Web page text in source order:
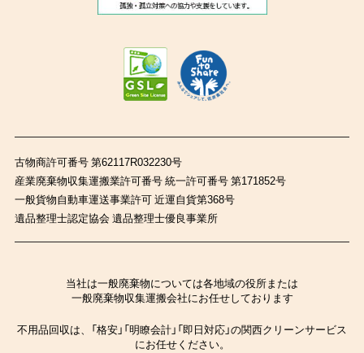
古物商許可番号 第62117R032230号
産業廃棄物収集運搬業許可番号 統一許可番号 第171852号
一般貨物自動車運送事業許可 近運自貨第368号
遺品整理士認定協会 遺品整理士優良事業所
当社は一般廃棄物については各地域の役所または
一般廃棄物収集運搬会社にお任せしております
不用品回収は、「格安」「明瞭会計」「即日対応」の関西クリーンサービス
にお任せください。